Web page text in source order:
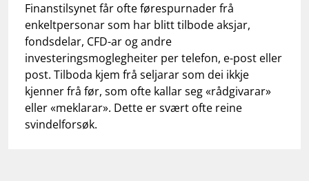
Finanstilsynet får ofte førespurnader frå
enkeltpersonar som har blitt tilbode aksjar,
fondsdelar, CFD-ar og andre
investeringsmoglegheiter per telefon, e-post eller
post. Tilboda kjem frå seljarar som dei ikkje
kjenner frå før, som ofte kallar seg «rådgivarar»
eller «meklarar». Dette er svært ofte reine
svindelforsøk.